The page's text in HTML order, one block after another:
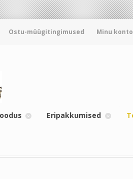
Ostu-müügitingimused Minu konto
Eripakkumised